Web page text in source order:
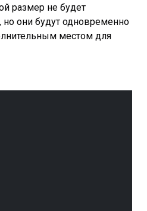
размер не будет
они будут одновременно
местом для